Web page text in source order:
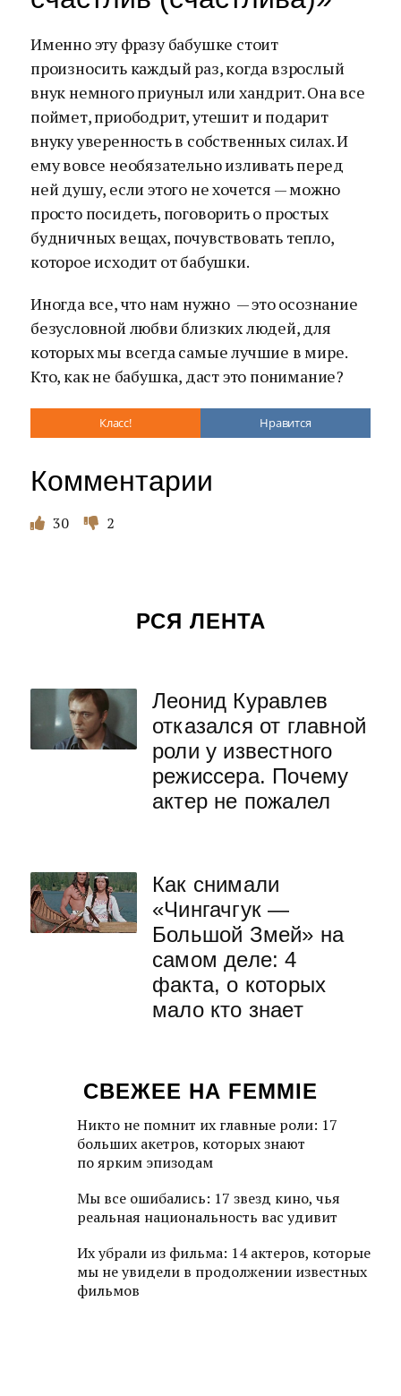
Именно эту фразу бабушке стоит
произносить каждый раз, когда взрослый
внук немного приуныл или хандрит. Она все
поймет, приободрит, утешит и подарит
внуку уверенность в собственных силах. И
ему вовсе необязательно изливать перед
ней душу, если этого не хочется — можно
просто посидеть, поговорить о простых
будничных вещах, почувствовать тепло,
которое исходит от бабушки.
Иногда все, что нам нужно — это осознание
безусловной любви близких людей, для
которых мы всегда самые лучшие в мире.
Кто, как не бабушка, даст это понимание?
Класс! Нравится
Комментарии
30 2
РСЯ ЛЕНТА
Леонид Куравлев
отказался от главной
роли у известного
режиссера. Почему
актер не пожалел
Как снимали
«Чингачгук —
Большой Змей» на
самом деле: 4
факта, о которых
мало кто знает
СВЕЖЕЕ НА FEMMIE
Никто не помнит их главные роли: 17
больших акетров, которых знают
по ярким эпизодам
Мы все ошибались: 17 звезд кино, чья
реальная национальность вас удивит
Их убрали из фильма: 14 актеров, которые
мы не увидели в продолжении известных
фильмов